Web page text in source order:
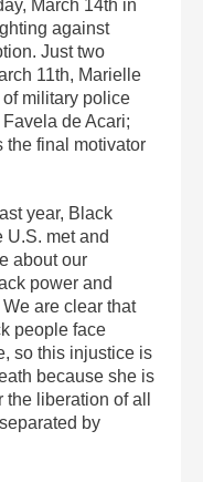
March 14th in
against
Just two
11th, Marielle
military police
de Acari;
the final motivator
year, Black
U.S. met and
about our
power and
are clear that
people face
so this injustice is
because she is
liberation of all
by